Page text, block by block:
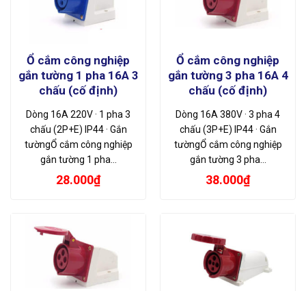
Ổ cắm công nghiệp
gắn tường 1 pha 16A 3
chấu (cố định)
Dòng 16A 220V · 1 pha 3
chấu (2P+E) IP44 · Gắn
tườngỔ cắm công nghiệp
gắn tường 1 pha…
28.000₫
Ổ cắm công nghiệp
gắn tường 3 pha 16A 4
chấu (cố định)
Dòng 16A 380V · 3 pha 4
chấu (3P+E) IP44 · Gắn
tườngỔ cắm công nghiệp
gắn tường 3 pha…
38.000₫